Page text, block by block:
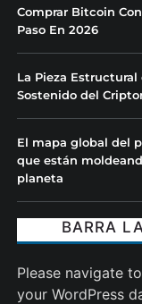
Comprar Bitcoin
Paso En 2026
La Pieza
Sostenido del
El mapa global del
que están
planeta
BARRA
Please navigate to
your WordPress